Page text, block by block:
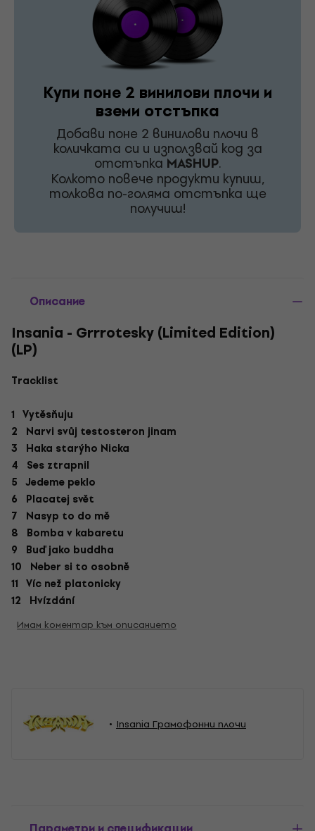
Купи поне 2 винилови плочи и
вземи отстъпка
Добави поне 2 винилови плочи в
количката си и използвай код за
отстъпкаMASHUP.
Колкото повече продукти купиш,
толкова по-голяма отстъпка ще
получиш!
Описание
Insania - Grrrotesky (Limited Edition)
(LP)
Tracklist
1 Vytěsňuju
2 Narvi svůj testosteron jinam
3 Haka starýho Nicka
4 Ses ztrapnil
5 Jedeme peklo
6 Placatej svět
7 Nasyp to do mě
8 Bomba v kabaretu
9 Buď jako buddha
10 Neber si to osobně
11 Víc než platonicky
12 Hvízdání
Имам коментар към описанието
Insania Грамофонни плочи